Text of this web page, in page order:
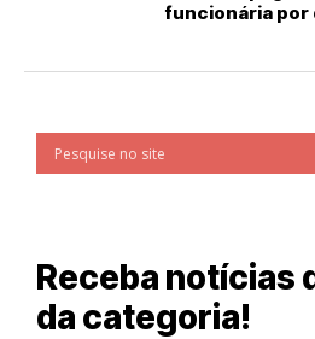
funcionária por
Receba notícias
da categoria!